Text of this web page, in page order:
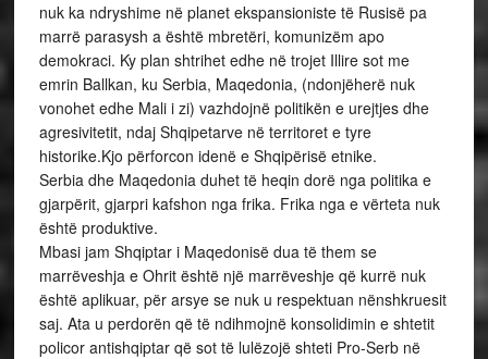
nuk ka ndryshime në planet ekspansioniste të Rusisë pa
marrë parasysh a është mbretëri, komunizëm apo
demokraci. Ky plan shtrihet edhe në trojet Illire sot me
emrin Ballkan, ku Serbia, Maqedonia, (ndonjëherë nuk
vonohet edhe Mali i zi) vazhdojnë politikën e urejtjes dhe
agresivitetit, ndaj Shqipetarve në territoret e tyre
historike.Kjo përforcon idenë e Shqipërisë etnike.
Serbia dhe Maqedonia duhet të heqin dorë nga politika e
gjarpërit, gjarpri kafshon nga frika. Frika nga e vërteta nuk
është produktive.
Mbasi jam Shqiptar i Maqedonisë dua të them se
marrëveshja e Ohrit është një marrëveshje që kurrë nuk
është aplikuar, për arsye se nuk u respektuan nënshkruesit
saj. Ata u perdorën që të ndihmojnë konsolidimin e shtetit
policor antishqiptar që sot të lulëzojë shteti Pro-Serb në